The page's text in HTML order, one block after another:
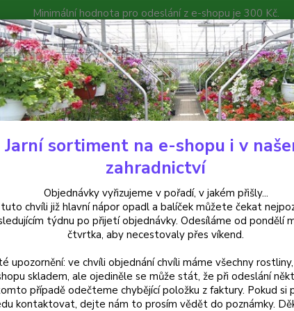
Minimální hodnota pro odeslání z e-shopu je 300 Kč.
můžete čekat nejpozději v následujícím týdnu po přijetí
Poradna Kontakty
Hledat
Trvalky Barvínek Moonlit, Vinca - 3106A
Moonlit, Vinca - 3106A
Jarní sortiment na e-shopu i v
zahradnictví
Objednávky vyřizujeme v pořadí, v jakém přišly...
chvíli již hlavní nápor opadl a balíček můžete čekat
týdnu po přijetí objednávky. Odesíláme od pondělí
čtvrtka, aby necestovaly přes víkend.
upozornění: ve chvíli objednání chvíli máme všechny
skladem, ale ojediněle se může stát, že při odeslání
případě odečteme chybějící položku z faktury. Pokud si
kontaktovat, dejte nám to prosím vědět do poznámky.